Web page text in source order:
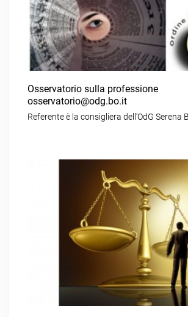
Osservatorio sulla professione
osservatorio@odg.bo.it
Referente è la consigliera dell’OdG Serena